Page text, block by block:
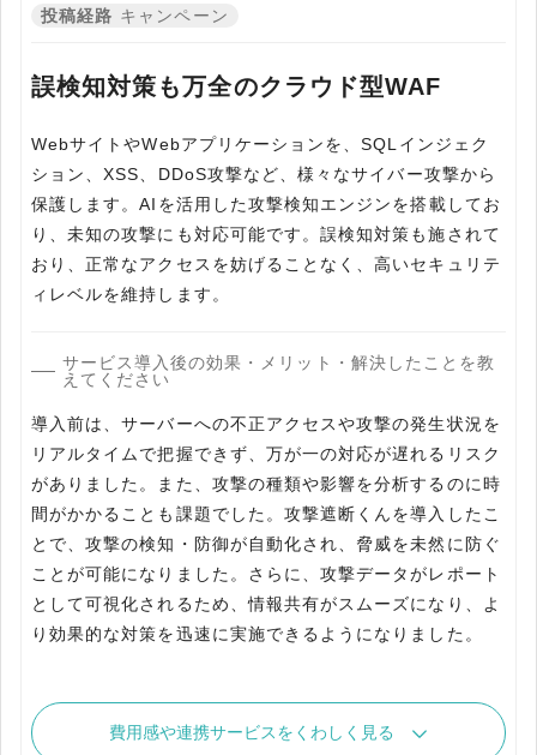
投稿経路 キャンペーン
誤検知対策も万全のクラウド型WAF
WebサイトやWebアプリケーションを、SQLインジェク
ション、XSS、DDoS攻撃など、様々なサイバー攻撃から
保護します。AIを活用した攻撃検知エンジンを搭載してお
り、未知の攻撃にも対応可能です。誤検知対策も施されて
おり、正常なアクセスを妨げることなく、高いセキュリテ
ィレベルを維持します。
サービス導入後の効果・メリット・解決したことを教
えてください
導入前は、サーバーへの不正アクセスや攻撃の発生状況を
リアルタイムで把握できず、万が一の対応が遅れるリスク
がありました。また、攻撃の種類や影響を分析するのに時
間がかかることも課題でした。攻撃遮断くんを導入したこ
とで、攻撃の検知・防御が自動化され、脅威を未然に防ぐ
ことが可能になりました。さらに、攻撃データがレポート
として可視化されるため、情報共有がスムーズになり、よ
り効果的な対策を迅速に実施できるようになりました。
費用感や連携サービスをくわしく見る